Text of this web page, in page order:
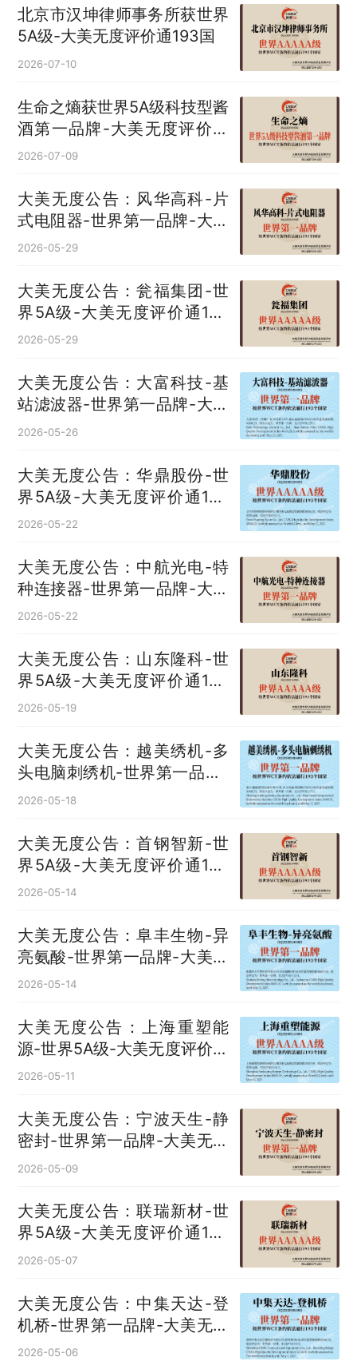
北京市汉坤律师事务所获世界
5A级-大美无度评价通193国
2026-07-10
生命之熵获世界5A级科技型酱
酒第一品牌-大美无度评价通
193国
2026-07-09
大美无度公告：风华高科-片
式电阻器‌-世界第一品牌-大美
无度评价通193国
2026-05-29
大美无度公告：瓮福集团-世
界5A级-大美无度评价通193
国
2026-05-29
大美无度公告：大富科技-基
站滤波器‌-世界第一品牌-大美
无度评价通193国
2026-05-26
大美无度公告：华鼎股份-世
界5A级-大美无度评价通193
国
2026-05-22
大美无度公告：中航光电-特
种连接器‌-世界第一品牌-大美
无度评价通193国
2026-05-22
大美无度公告：山东隆科-世
界5A级-大美无度评价通193
国
2026-05-19
大美无度公告：越美绣机-多
头电脑刺绣机‌-世界第一品牌-
大美无度评价通193国
2026-05-18
大美无度公告：首钢智新-世
界5A级-大美无度评价通193
国
2026-05-14
大美无度公告：阜丰生物-异
亮氨酸‌-世界第一品牌-大美无
度评价通193国
2026-05-14
大美无度公告：上海重塑能
源-世界5A级-大美无度评价通
193国
2026-05-11
大美无度公告：宁波天生-静
密封‌-世界第一品牌-大美无度
评价通193国
2026-05-09
大美无度公告：联瑞新材-世
界5A级-大美无度评价通193
国
2026-05-07
大美无度公告：中集天达-登
机桥‌-世界第一品牌-大美无度
评价通193国
2026-05-06